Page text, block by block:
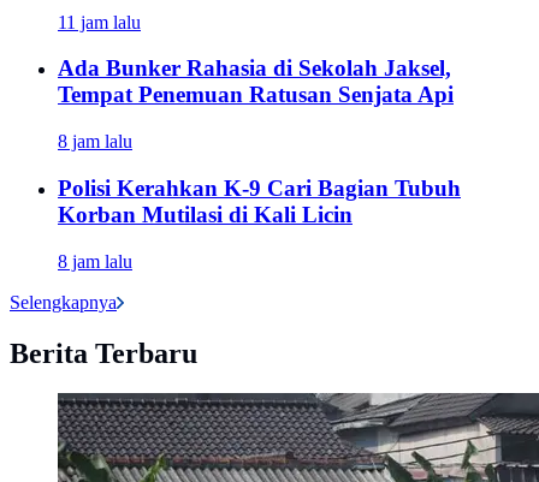
11 jam lalu
Ada Bunker Rahasia di Sekolah Jaksel,
Tempat Penemuan Ratusan Senjata Api
8 jam lalu
Polisi Kerahkan K-9 Cari Bagian Tubuh
Korban Mutilasi di Kali Licin
8 jam lalu
Selengkapnya
Berita Terbaru